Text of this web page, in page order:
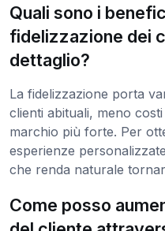
Quali sono i
fidelizzazione dei
dettaglio?
La fidelizzazione porta
clienti abituali, meno
marchio più forte. Per
esperienze
che renda naturale
Come posso